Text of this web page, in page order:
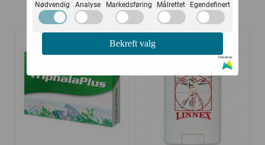
Kunder kjøpte også
Nødvendig Analyse Markedsføring Målrettet Egendefinert
Bekreft valg
Drevet av